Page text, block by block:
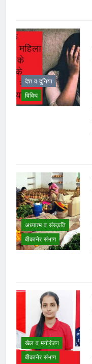
देश व दुनिया
विविध
अध्यात्म व संस्कृति
बीकानेर संभाग
खेल व मनोरंजन
बीकानेर संभाग